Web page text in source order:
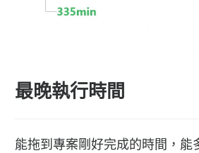
最晚執行時間
能拖到專案剛好完成的時間，能